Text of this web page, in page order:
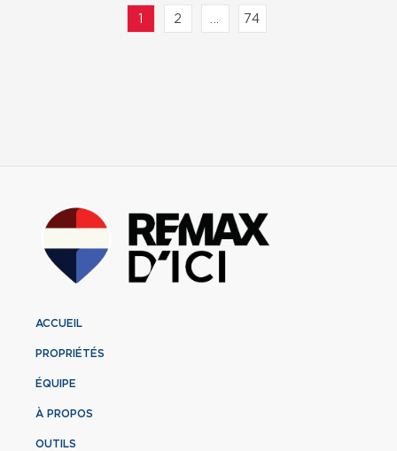
2 ... 74
ACCUEIL
PROPRIÉTÉS
ÉQUIPE
À PROPOS
OUTILS